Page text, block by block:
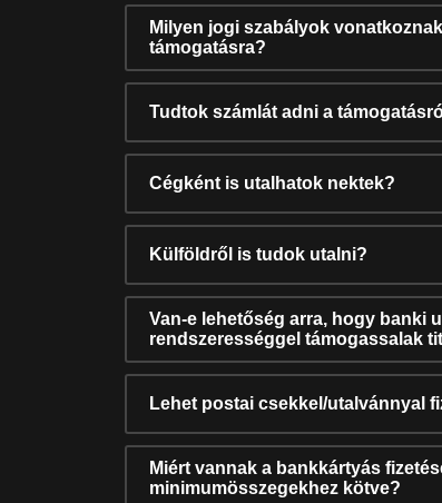
Milyen jogi szabályok
támogatásra?
Tudtok számlát adni a
Cégként is utalhatok nektek?
Külföldről is tudok utalni?
Van-e lehetőség arra, hogy banki
rendszerességgel támogassalak
Lehet postai csekkel/utalvánnyal
Miért vannak a bankkártyás
minimumösszegekhez kötve?